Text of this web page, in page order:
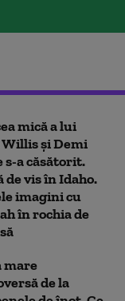
mică a lui
și Demi
s-a căsătorit.
vis în Idaho.
imagini cu
în rochia de
mare
de la